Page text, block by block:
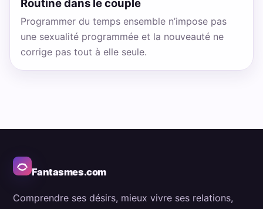
Routine dans le couple
Programmer du temps ensemble n’impose pas
une sexualité programmée et la nouveauté ne
corrige pas tout à elle seule.
Fantasmes.com
Comprendre ses désirs, mieux vivre ses relations,